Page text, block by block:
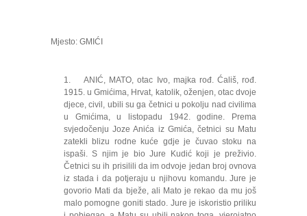
Mjesto: GMIĆI
1. ANIĆ, MATO, otac Ivo, majka rođ. Ćališ, rođ.
1915. u Gmićima, Hrvat, katolik, oženjen, otac dvoje
djece, civil, ubili su ga četnici u pokolju nad civilima
u Gmićima, u listopadu 1942. godine. Prema
svjedočenju Joze Anića iz Gmića, četnici su Matu
zatekli blizu rodne kuće gdje je čuvao stoku na
ispaši. S njim je bio Jure Kudić koji je preživio.
Četnici su ih prisilili da im odvoje jedan broj ovnova
iz stada i da potjeraju u njihovu komandu. Jure je
govorio Mati da bježe, ali Mato je rekao da mu još
malo pomogne goniti stado. Jure je iskoristio priliku